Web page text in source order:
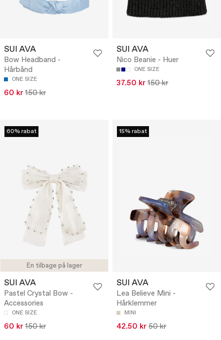
SUI AVA
Bow Headband -
Hårbånd
ONE SIZE
60 kr 150 kr
SUI AVA
Nico Beanie - Huer
ONE SIZE
37.50 kr 150 kr
En tilbage på lager
60% rabat
SUI AVA
Pastel Crystal Bow -
Accessories
ONE SIZE
60 kr 150 kr
15% rabat
SUI AVA
Lea Believe Mini -
Hårklemmer
MINI
42.50 kr 50 kr